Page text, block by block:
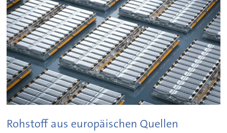
Rohstoff aus europäischen Quellen